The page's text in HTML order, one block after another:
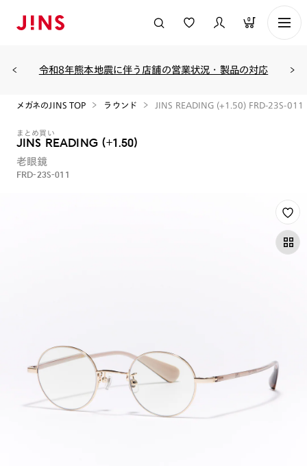
0
令和8年熊本地震に伴う店舗の営業状況・製品の対応
メガネのJINS TOP ラウンド JINS READING (+1.50) FRD-23S-011
まとめ買い
JINS READING (+1.50)
老眼鏡
FRD-23S-011